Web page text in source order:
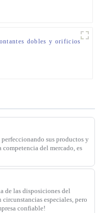
dobles y orificios
sus productos y
del mercado, es
de las disposiciones del
especiales, pero
confiable!